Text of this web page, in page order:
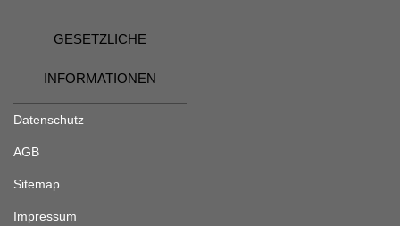
GESETZLICHE
INFORMATIONEN
Datenschutz
AGB
Sitemap
Impressum